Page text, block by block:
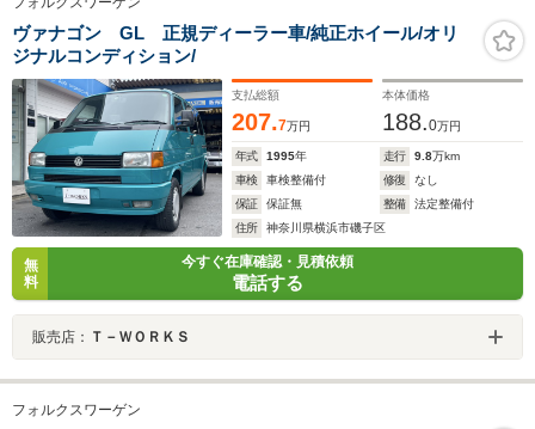
ヴァナゴン GL 正規ディーラー車/純正ホイール/オリ
ジナルコンディション/
支払総額
207.7万円
本体価格
188.0万円
年式 1995年 走行 9.8万km
車検
車検整備付 修復
なし
保証
保証無 整備
法定整備付
住所
神奈川県横浜市磯子区
無
料
今すぐ在庫確認・見積依頼
電話する
販売店： Ｔ－ＷＯＲＫＳ
フォルクスワーゲン